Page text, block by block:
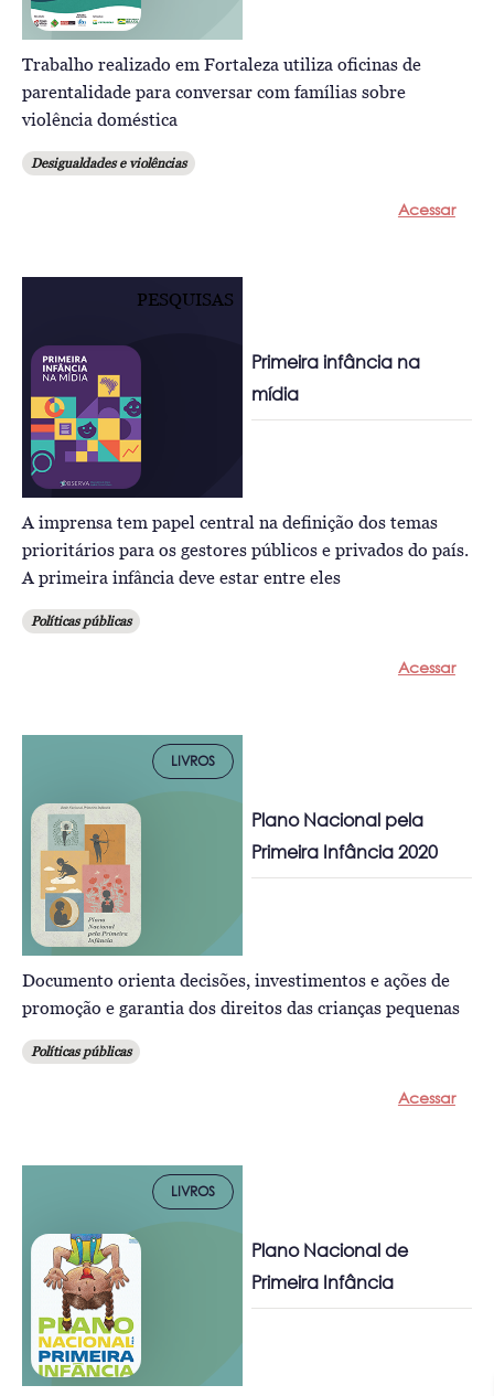
Trabalho realizado em Fortaleza utiliza oficinas de
parentalidade para conversar com famílias sobre
violência doméstica
Desigualdades e violências
Acessar
PESQUISAS
Primeira infância na
mídia
A imprensa tem papel central na definição dos temas
prioritários para os gestores públicos e privados do país.
A primeira infância deve estar entre eles
Políticas públicas
Acessar
LIVROS
Plano Nacional pela
Primeira Infância 2020
Documento orienta decisões, investimentos e ações de
promoção e garantia dos direitos das crianças pequenas
Políticas públicas
Acessar
LIVROS
Plano Nacional de
Primeira Infância